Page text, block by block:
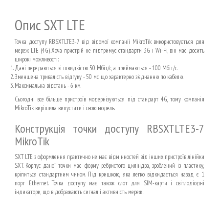
Опис SXT LTE
Точка доступу RBSXTLTE3-7 від відомої компанії MikroTik використовується для
мереж LTE (4G). Хоча пристрій не підтримує стандарти 3G і Wi-Fi, він має досить
широкі можливості:
Дані передаються зі швидкістю 50 Мбіт/с, а приймаються - 100 Мбіт/с.
Зменшена тривалість відгуку - 50 мс, що характерно з'єднанню по кабелю.
Максимальна відстань - 6 км.
Сьогодні все більше пристроїв модернізуються під стандарт 4G, тому компанія
MikroTik вирішила випустити і свою модель.
Конструкція точки доступу RBSXTLTE3-7
MikroTik
SXT LTE з оформлення практично не має відмінностей від інших пристроїв лінійки
SXT. Корпус даної точки має форму ребристого циліндра, зроблений із пластику,
кріпиться стандартним чином. Під кришкою, яка легко відкидається назад, є 1
порт Ethernet. Точка доступу має також слот для SIM-карти і світлодіодні
індикатори, що відображають сигнал і активність мережі.